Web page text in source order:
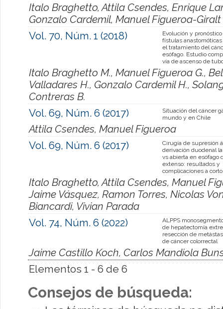
Italo Braghetto, Attila Csendes, Enrique
Gonzalo Cardemil, Manuel Figueroa-Giralt
Vol. 70, Núm. 1 (2018)
Evolución y
fístulas
el tratamiento del
esófago. Estudio
vía de ascenso de
Italo Braghetto M., Manuel Figueroa G.,
Valladares H., Gonzalo Cardemil H.,
Contreras B.
Vol. 69, Núm. 6 (2017)
Situación del cáncer
mundo y en Chile
Attila Csendes, Manuel Figueroa
Vol. 69, Núm. 6 (2017)
Cirugía de supresión
derivación duodenal
vs abierta en esófago
extenso: resultados y
complicaciones a
Italo Braghetto, Attila Csendes, Manuel
Jaime Vásquez, Ramon Torres, Nicolas
Biancardi, Vivian Parada
Vol. 74, Núm. 6 (2022)
ALPPS
de hepatectomía
resección de
de cáncer colorrectal
Jaime Castillo Koch, Carlos Mandiola
Elementos 1 - 6 de 6
Consejos de búsqueda: